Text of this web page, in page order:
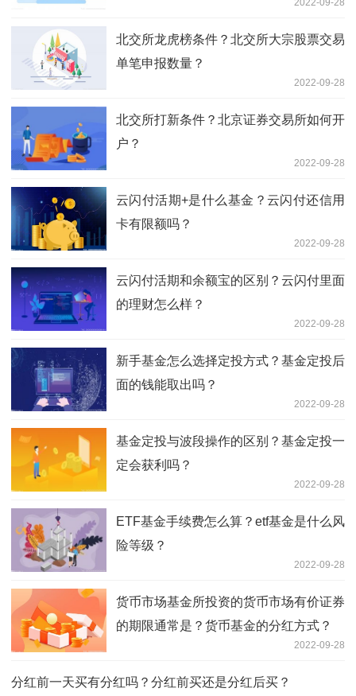
北交所龙虎榜条件？北交所大宗股票交易
单笔申报数量？
2022-09-28
北交所打新条件？北京证券交易所如何开
户？
2022-09-28
云闪付活期+是什么基金？云闪付还信用
卡有限额吗？
2022-09-28
云闪付活期和余额宝的区别？云闪付里面
的理财怎么样？
2022-09-28
新手基金怎么选择定投方式？基金定投后
面的钱能取出吗？
2022-09-28
基金定投与波段操作的区别？基金定投一
定会获利吗？
2022-09-28
ETF基金手续费怎么算？etf基金是什么风
险等级？
2022-09-28
货币市场基金所投资的货币市场有价证券
的期限通常是？货币基金的分红方式？
2022-09-28
分红前一天买有分红吗？分红前买还是分红后买？